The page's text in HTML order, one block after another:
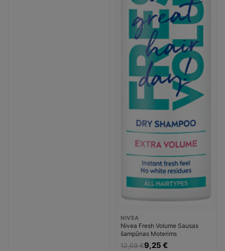
NIVEA
Nivea Fresh Volume Sausas
šampūnas Moterims
12,03 €9,25 €